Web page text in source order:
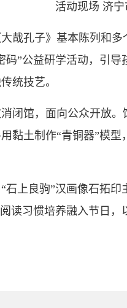
活动现场 济
哉孔子》基本陈列和
”公益研学活动，引
统技艺。
闭馆，面向公众开放
黏土制作“青铜器”模
石上良驹”汉画像石拓
读习惯培养融入节日，